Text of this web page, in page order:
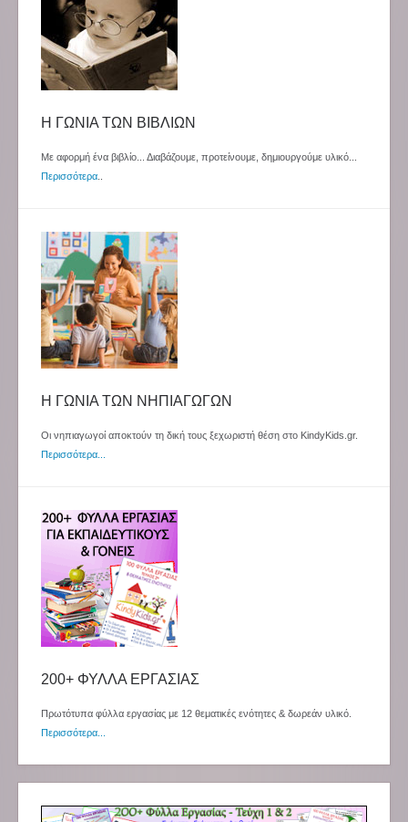
Η ΓΩΝΙΑ ΤΩΝ ΒΙΒΛΙΩΝ
Με αφορμή ένα βιβλίο... Διαβάζουμε, προτείνουμε, δημιουργούμε υλικό...
Περισσότερα
Η ΓΩΝΙΑ ΤΩΝ ΝΗΠΙΑΓΩΓΩΝ
Οι νηπιαγωγοί αποκτούν τη δική τους ξεχωριστή θέση στο KindyKids.gr.
Περισσότερα...
200+ ΦΥΛΛΑ ΕΡΓΑΣΙΑΣ
Πρωτότυπα φύλλα εργασίας με 12 θεματικές ενότητες & δωρεάν υλικό.
Περισσότερα...